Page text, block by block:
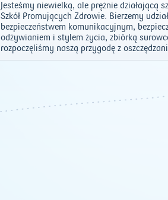
Jesteśmy niewielką, ale prężnie działającą
Szkół Promujących Zdrowie. Bierzemy
bezpieczeństwem komunikacyjnym,
odżywianiem i stylem życia, zbiórką
rozpoczęliśmy naszą przygodę z2011| 2012|